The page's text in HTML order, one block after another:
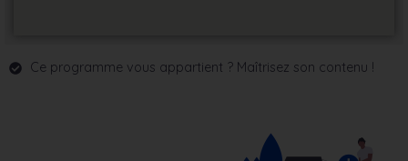
Ce programme vous appartient ? Maîtrisez son contenu !